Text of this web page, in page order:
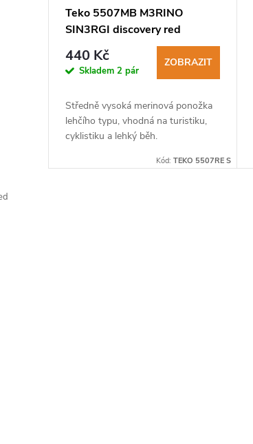
Teko 5507MB M3RINO
SIN3RGI discovery red
turistické ponožky
440 Kč
Skladem 2 pár
ZOBRAZIT
Středně vysoká merinová ponožka
lehčího typu, vhodná na turistiku,
cyklistiku a lehký běh.
Kód:TEKO 5507RE S